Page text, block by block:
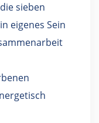
sieben
eigenes Sein